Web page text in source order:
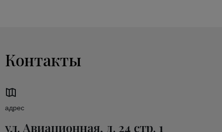
Контакты
адрес
ул. Авиационная, д. 24 стр. 1